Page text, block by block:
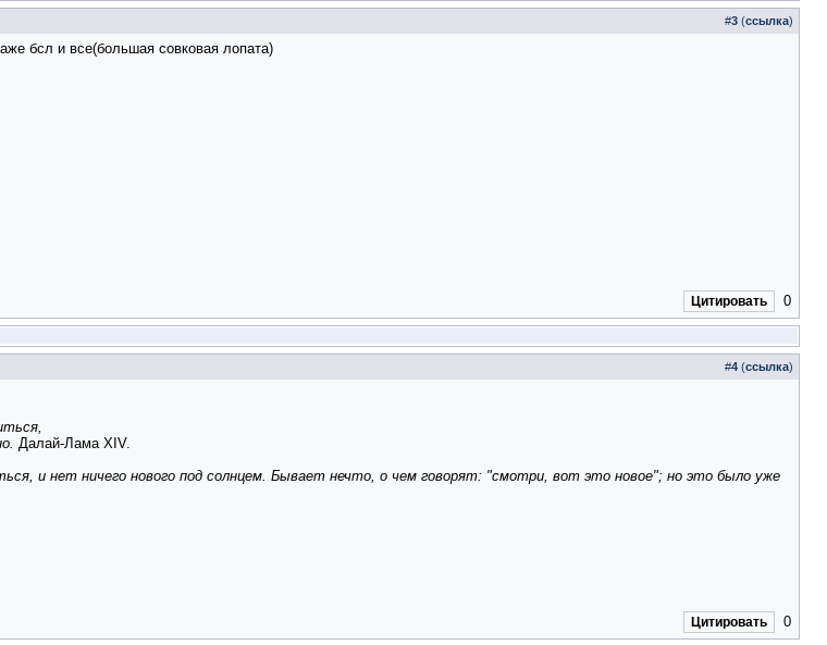
#3 (ссылка)
бсл и все(большая совковая лопата)
Цитировать 0
#4 (ссылка)
Далай-Лама XIV.
и нет ничего нового под солнцем. Бывает нечто, о чем говорят: "смотри, вот это новое"; но это было уже
Цитировать 0